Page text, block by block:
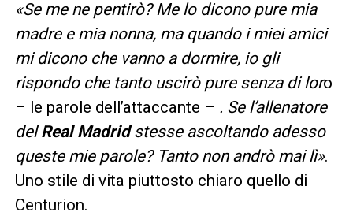
«Se me ne pentirò? Me lo dicono pure mia
madre e mia nonna, ma quando i miei amici
mi dicono che vanno a dormire, io gli
rispondo che tanto uscirò pure senza di loro
– le parole dell’attaccante – . Se l’allenatore
delReal Madridstesse ascoltando adesso
queste mie parole? Tanto non andrò mai lì».
Uno stile di vita piuttosto chiaro quello di
Centurion.